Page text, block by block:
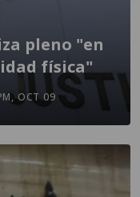
pleno "en
física"
OCT 09